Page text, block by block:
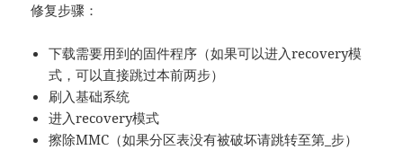
修复步骤：
下载需要用到的固件程序（如果可以进入recovery模
式，可以直接跳过本前两步）
刷入基础系统
进入recovery模式
擦除MMC（如果分区表没有被破坏请跳转至第_步）